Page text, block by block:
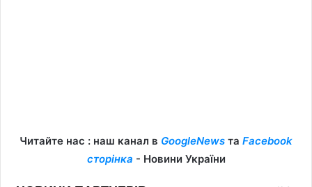
Читайте нас : наш канал в GoogleNews та Facebook
сторінка - Новини України